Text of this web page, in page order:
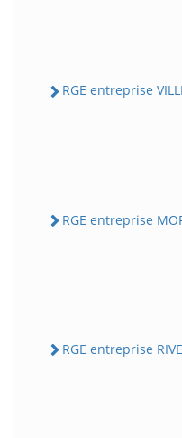
RGE entreprise
RGE entreprise
RGE entreprise